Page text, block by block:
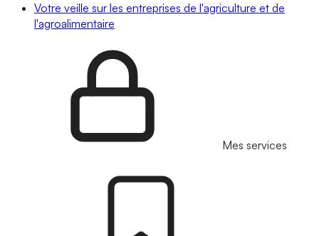
Votre veille sur les entreprises de l'agriculture et de
l'agroalimentaire
Mes services